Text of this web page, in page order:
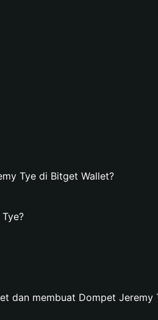
Tye di Bitget Wallet?
dan membuat Dompet Jeremy